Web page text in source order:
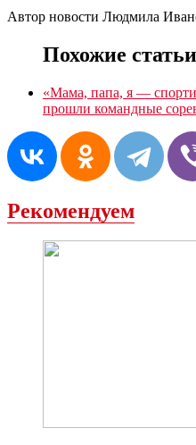
Автор новости Людмила
Похожие
«Мама, папа, я —
прошли командные
Рекомендуем